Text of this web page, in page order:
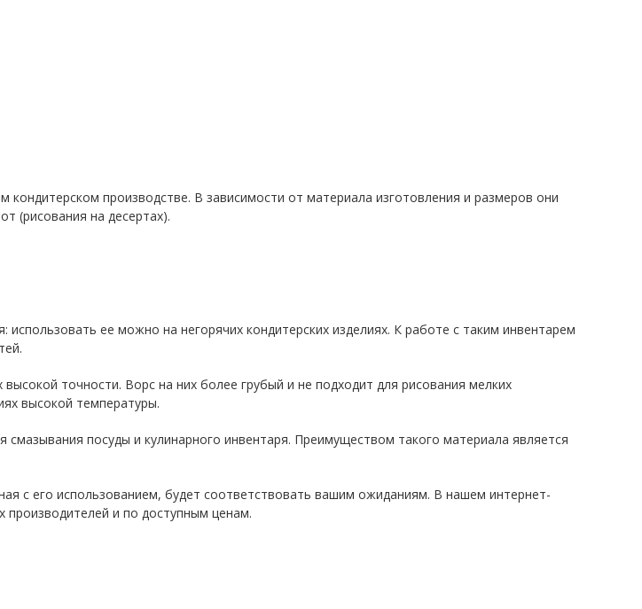
производстве. В зависимости от материала изготовления и размеров они
(рисования на десертах).
ее можно на негорячих кондитерских изделиях. К работе с таким инвентарем
точности. Ворс на них более грубый и не подходит для рисования мелких
высокой температуры.
посуды и кулинарного инвентаря. Преимуществом такого материала является
с его использованием, будет соответствовать вашим ожиданиям. В нашем интернет-
производителей и по доступным ценам.